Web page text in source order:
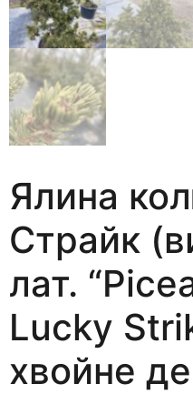
Ялина
Страйк
лат.
Lucky
хвойне